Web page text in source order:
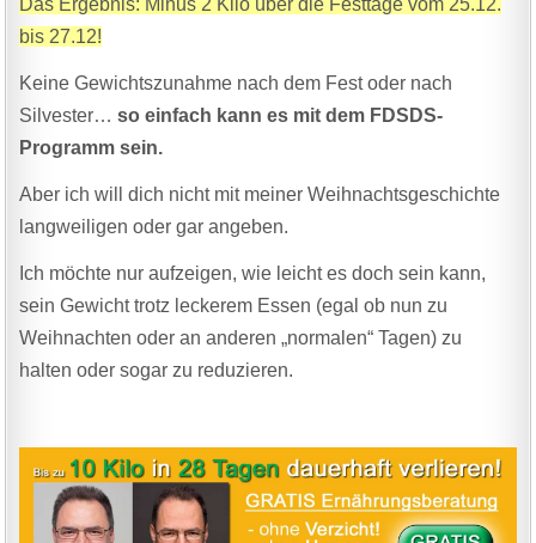
bis 27.12!
Keine Gewichtszunahme nach dem Fest oder nach
Silvester…so einfach kann es mit dem FDSDS-
Programm sein.
Aber ich will dich nicht mit meiner Weihnachtsgeschichte
langweiligen oder gar angeben.
Ich möchte nur aufzeigen, wie leicht es doch sein kann,
sein Gewicht trotz leckerem Essen (egal ob nun zu
Weihnachten oder an anderen „normalen“ Tagen) zu
halten oder sogar zu reduzieren.